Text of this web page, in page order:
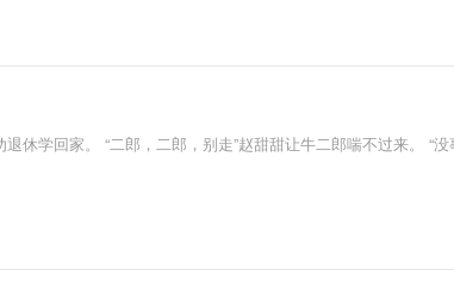
休学回家。 “二郎，二郎，别走”赵甜甜让牛二郎喘不过来。 “